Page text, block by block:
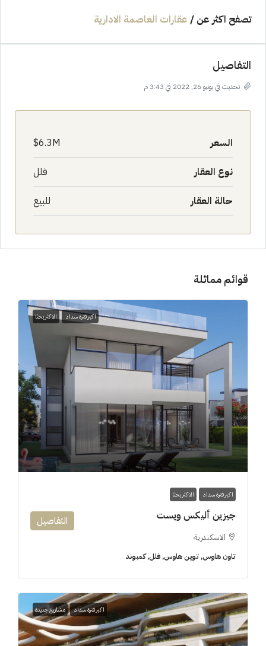
تصفح اكثر عن / عقارات العاصمة الادارية
التفاصيل
تحديث في يونيو 26, 2022 في 3:43 م
السعر 6.3M$
نوع العقار فلل
حالة العقار للبيع
قوائم مماثلة
اكبر فترة سداد الاكثر بحثا
اكبر فترة سداد الاكثر بحثا
جيزين أليكس ويست
الاسكندرية
تاون هاوس, توين هاوس, فلل, كمبوند
التفاصيل
اكبر فترة سداد مشاريع جديدة